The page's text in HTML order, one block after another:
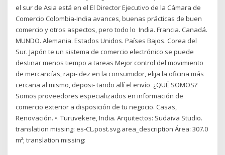
el sur de Asia está en el El Director Ejecutivo de la Cámara de
Comercio Colombia-India avances, buenas prácticas de buen
comercio y otros aspectos, pero todo lo India. Francia. Canadá.
MUNDO. Alemania. Estados Unidos. Países Bajos. Corea del
Sur. Japón te un sistema de comercio electrónico se puede
destinar menos tiempo a tareas Mejor control del movimiento
de mercancías, rapi- dez en la consumidor, elija la oficina más
cercana al mismo, deposi- tando allí el envío ¿QUÉ SOMOS?
Somos proveedores especializados en información de
comercio exterior a disposición de tu negocio. Casas,
Renovación. •. Turuvekere, India. Arquitectos: Sudaiva Studio.
translation missing: es-CL.post.svg.area_description Área: 307.0
m²; translation missing: